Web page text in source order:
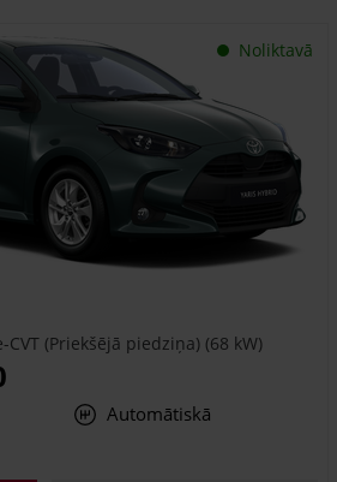
Noliktavā
(Priekšējā piedziņa) (68 kW)
Automātiskā